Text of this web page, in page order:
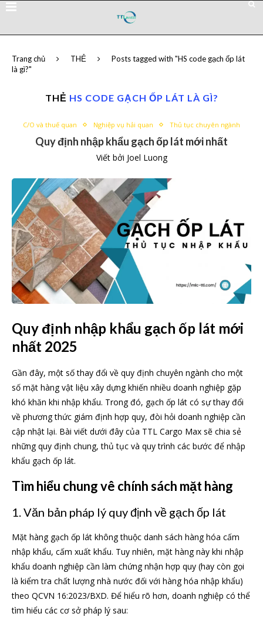
Trang chủ THẺ
Posts tagged with "HS code gạch ốp lát
là gì?"
THẺ HS CODE GẠCH ỐP LÁT LÀ GÌ?
C/O và thuế quan Nghiệp vụ hải quan Thủ tục chuyên ngành
Quy định nhập khẩu gạch ốp lát mới nhất
Viết bởi Joel Luong
Quy định nhập khẩu gạch ốp lát mới
nhất 2025
Gần đây, một số thay đổi về quy định chuyên ngành cho một
số mặt hàng vật liệu xây dựng khiến nhiều doanh nghiệp gặp
khó khăn khi nhập khẩu. Trong đó, gạch ốp lát có sự thay đổi
về phương thức giám định hợp quy, đòi hỏi doanh nghiệp cần
cập nhật lại. Bài viết dưới đây của TTL Cargo Max sẽ chia sẻ
những quy định chung, thủ tục và quy trình các bước để nhập
khẩu gạch ốp lát.
Tìm hiểu chung vê chính sách mặt hàng
1. Văn bản pháp lý quy định về gạch ốp lát
Mặt hàng gạch ốp lát không thuộc danh sách hàng hóa cấm
nhập khẩu, cấm xuất khẩu. Tuy nhiên, mặt hàng này khi nhập
khẩu doanh nghiệp cần làm chứng nhận hợp quy (hay còn gọi
là kiểm tra chất lượng nhà nước đối với hàng hóa nhập khẩu)
theo QCVN 16:2023/BXD. Để hiểu rõ hơn, doanh nghiệp có thể
tìm hiểu các cơ sở pháp lý sau: